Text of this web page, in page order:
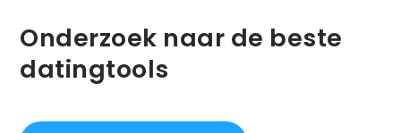
Onderzoek naar de beste
datingtools